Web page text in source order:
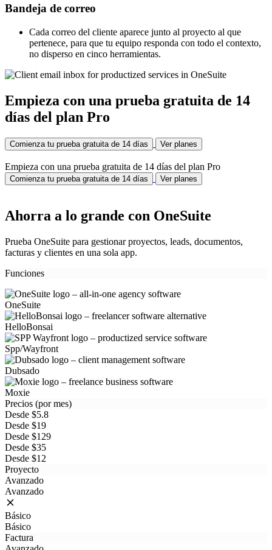
Bandeja de correo
Cada correo del cliente aparece junto al proyecto al que
pertenece, para que tu equipo responda con todo el contexto,
no disperso en cinco herramientas.
Empieza con una prueba gratuita de 14
días del plan Pro
Comienza tu prueba gratuita de 14 días Ver planes
Empieza con una prueba gratuita de 14 días del plan Pro
Comienza tu prueba gratuita de 14 días Ver planes
Ahorra a lo grande con OneSuite
Prueba OneSuite para gestionar proyectos, leads, documentos,
facturas y clientes en una sola app.
Funciones
OneSuite
HelloBonsai
Spp/Wayfront
Dubsado
Moxie
Precios (por mes)
Desde $5.8
Desde $19
Desde $129
Desde $35
Desde $12
Proyecto
Avanzado
Avanzado
Básico
Básico
Factura